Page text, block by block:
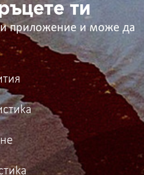
ти
приложение и може да